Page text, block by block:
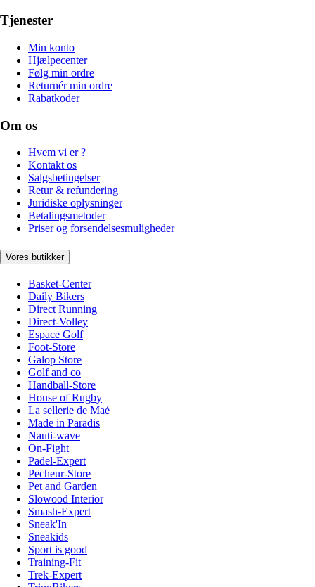
Tjenester
Min konto
Hjælpecenter
Følg min ordre
Returnér min ordre
Rabatkoder
Om os
Hvem vi er ?
Kontakt os
Salgsbetingelser
Retur & refundering
Juridiske oplysninger
Betalingsmetoder
Priser og forsendelsesmuligheder
Vores butikker
Basket-Center
Daily Bikers
Direct Running
Direct-Volley
Espace Golf
Foot-Store
Galop Store
Golf and co
Handball-Store
House of Rugby
La sellerie de Maé
Made in Paradis
Nauti-wave
On-Fight
Padel-Expert
Pecheur-Store
Pet and Garden
Slowood Interior
Smash-Expert
Sneak'In
Sneakids
Sport is good
Training-Fit
Trek-Expert